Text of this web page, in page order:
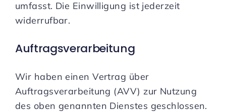
umfasst. Die Einwilligung ist jederzeit
widerrufbar.
Auftragsverarbeitung
Wir haben einen Vertrag über
Auftragsverarbeitung (AVV) zur Nutzung
des oben genannten Dienstes geschlossen.